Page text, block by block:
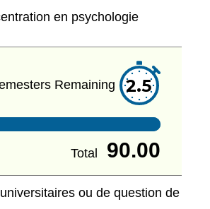
en psychologie
Remaining 2.5
Total 90.00
ou de question de